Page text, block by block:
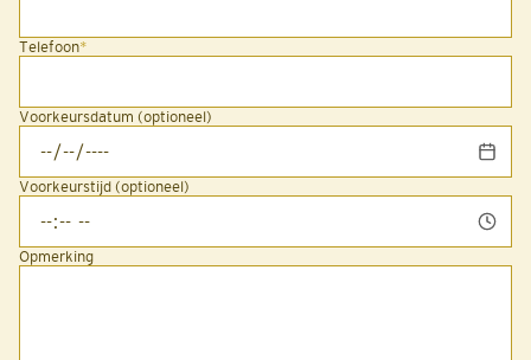
Telefoon*
Voorkeursdatum (optioneel)
Voorkeurstijd (optioneel)
Opmerking